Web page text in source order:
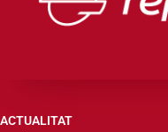
ACTUALITAT